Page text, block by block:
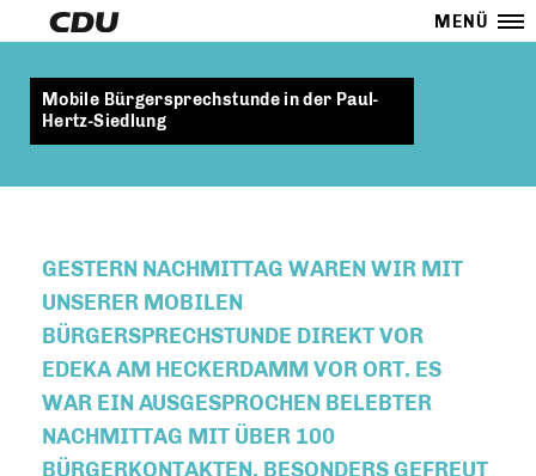
MENÜ
Mobile Bürgersprechstunde in der Paul-
Hertz-Siedlung
GESTERN NACHMITTAG WAREN WIR MIT
UNSERER MOBILEN
BÜRGERSPRECHSTUNDE DIREKT VOR
EDEKA AM HECKERDAMM VOR ORT. ES
WAR EIN AUSGESPROCHEN BELEBTER
NACHMITTAG MIT ÜBER 100
BÜRGERKONTAKTEN. BESONDERS GEFREUT